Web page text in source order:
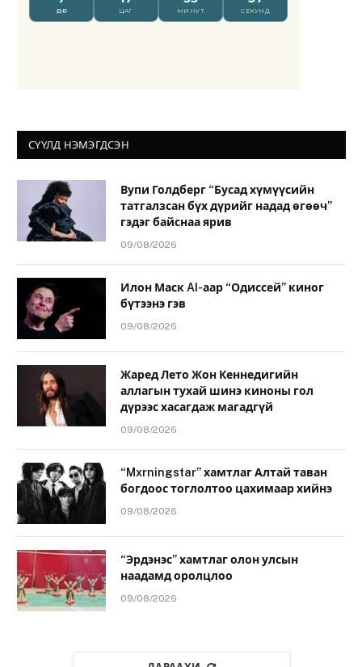
СҮҮЛД НЭМЭГДСЭН
Вупи Голдберг “Бусад хүмүүсийн
татгалзсан бүх дүрийг надад өгөөч”
гэдэг байснаа ярив
09/08/2026
Илон Маск AI-аар “Одиссей” киног
бүтээнэ гэв
09/08/2026
Жаред Лето Жон Кеннедигийн
аллагын тухай шинэ киноны гол
дүрээс хасагдаж магадгүй
09/08/2026
“Mxrningstar” хамтлаг Алтай таван
богдоос тоглолтоо цахимаар хийнэ
09/08/2026
“Эрдэнэс” хамтлаг олон улсын
наадамд оролцлоо
09/08/2026